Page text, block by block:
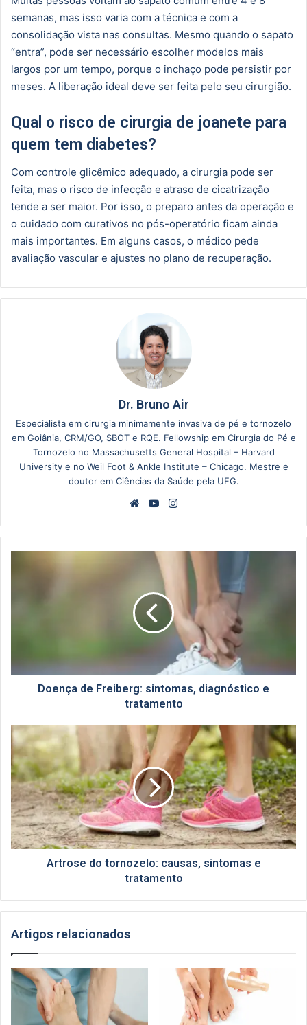
semanas, mas isso varia com a técnica e com a
consolidação vista nas consultas. Mesmo quando o sapato
“entra”, pode ser necessário escolher modelos mais
largos por um tempo, porque o inchaço pode persistir por
meses. A liberação ideal deve ser feita pelo seu cirurgião.
Qual o risco de cirurgia de joanete para
quem tem diabetes?
Com controle glicêmico adequado, a cirurgia pode ser
feita, mas o risco de infecção e atraso de cicatrização
tende a ser maior. Por isso, o preparo antes da operação e
o cuidado com curativos no pós-operatório ficam ainda
mais importantes. Em alguns casos, o médico pede
avaliação vascular e ajustes no plano de recuperação.
Dr. Bruno Air
Especialista em cirurgia minimamente invasiva de pé e tornozelo
em Goiânia, CRM/GO, SBOT e RQE. Fellowship em Cirurgia do Pé e
Tornozelo no Massachusetts General Hospital – Harvard
University e no Weil Foot & Ankle Institute – Chicago. Mestre e
doutor em Ciências da Saúde pela UFG.
WebsiteYouTube
Doença de Freiberg: sintomas, diagnóstico e
tratamento
Artrose
do
tornozelo:
causas,
sintomas
e
tratamento
Artrose do tornozelo: causas, sintomas e
tratamento
Artigos relacionados